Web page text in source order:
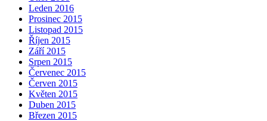
Leden 2016
Prosinec 2015
Listopad 2015
Říjen 2015
Září 2015
Srpen 2015
Červenec 2015
Červen 2015
Květen 2015
Duben 2015
Březen 2015